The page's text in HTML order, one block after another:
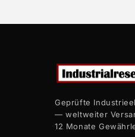
Geprüfte
— weltweiter
12 Monate